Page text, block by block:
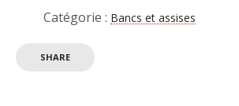
Catégorie : Bancs et assises
SHARE